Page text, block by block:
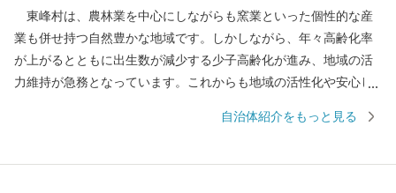
東峰村は、農林業を中心にしながらも窯業といった個性的な産
業も併せ持つ自然豊かな地域です。しかしながら、年々高齢化率
が上がるとともに出生数が減少する少子高齢化が進み、地域の活
力維持が急務となっています。これからも地域の活性化や安心し
お一層努めてまいります。 東峰村は、平成２９年７月５日に発
自治体紹介をもっと見る